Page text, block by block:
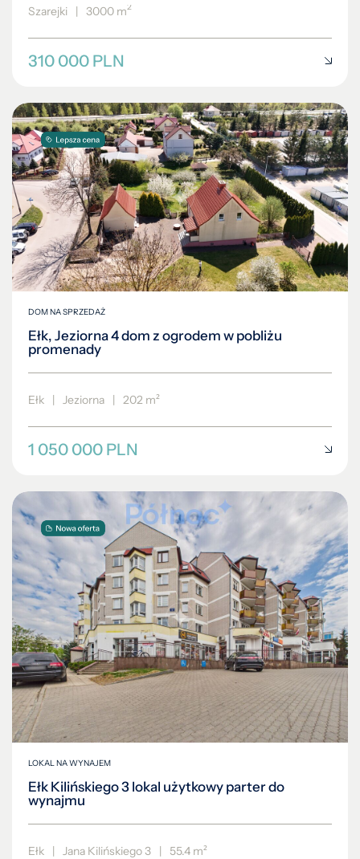
Szarejki | 3000 m2
310 000 PLN
DOM NA SPRZEDAŻ
Ełk, Jeziorna 4 dom z ogrodem w pobliżu
promenady
Ełk | Jeziorna | 202 m²
1 050 000 PLN
LOKAL NA WYNAJEM
Ełk Kilińskiego 3 lokal użytkowy parter do
wynajmu
Ełk Jana Kilińskiego 3 55.4 m²